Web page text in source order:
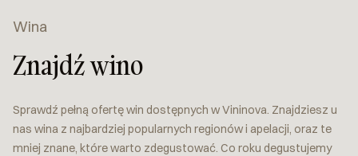
Wina
Znajdź wino
Sprawdź pełną ofertę win dostępnych w Vininova. Znajdziesz u
nas wina z najbardziej popularnych regionów i apelacji, oraz te
mniej znane, które warto zdegustować. Co roku degustujemy